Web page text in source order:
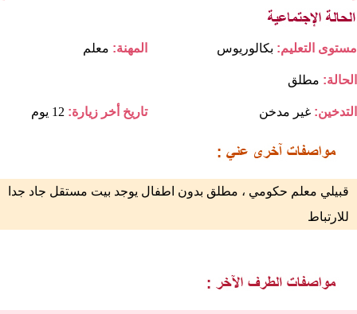
المهنة: معلم مستوى التعليم: بكالوريوس
الحالة: مطلق
تاريخ أخر زيارة: 12 يوم التدخين: غير مدخن
قبيلي معلم حكومي ، مطلق بدون اطفال يوجد بيت مستقل جاد جدا
للارتباط